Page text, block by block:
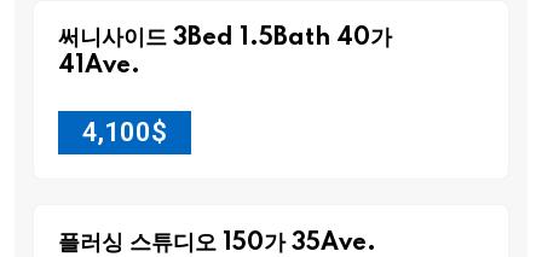
써니사이드 3Bed 1.5Bath 40가
41Ave.
4,100$
플러싱 스튜디오 150가 35Ave.